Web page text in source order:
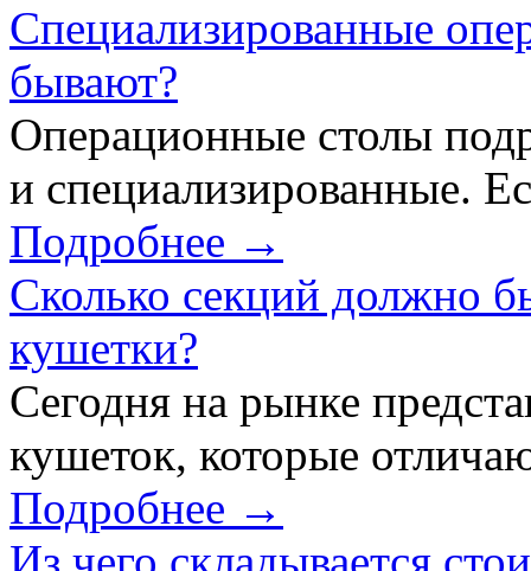
Специализированные
бывают?
Операционные столы
и специализированные.
Подробнее →
Сколько секций должно
кушетки?
Сегодня на рынке
кушеток, которые
Подробнее →
Из чего складывается